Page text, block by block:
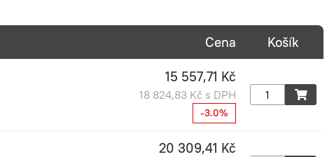
Cena Košík
15 557,71 Kč
18 824,83 Kč s DPH
-3.0%
20 309,41 Kč